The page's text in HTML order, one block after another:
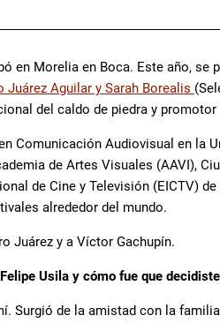
en Morelia en Boca. Este año, se
Juárez Aguilar y Sarah Borealis
del caldo de piedra y
Comunicación Audiovisual en la
de Artes Visuales (AAVI),
de Cine y Televisión (EICTV)
alrededor del mundo.
Juárez y a Víctor Gachupín.
Usila y cómo fue que
Surgió de la amistad con la